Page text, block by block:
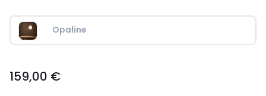
Opaline
€.
159,00 €